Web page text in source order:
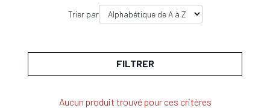
Trier par
FILTRER
Aucun produit trouvé pour ces critères